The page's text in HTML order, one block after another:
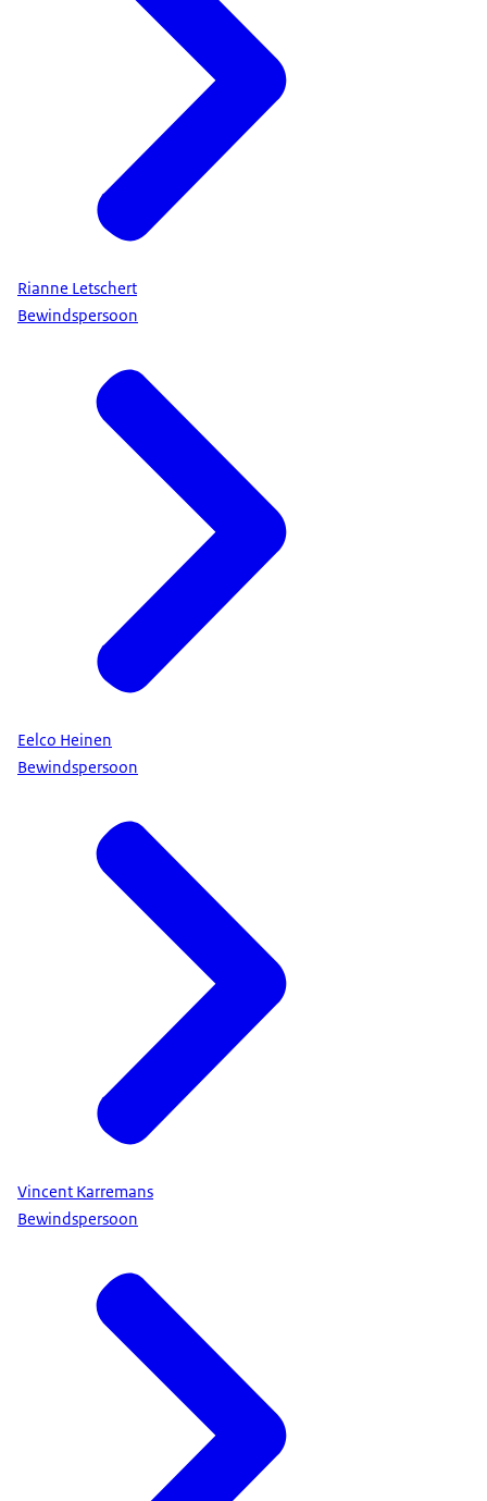
Rianne Letschert
Bewindspersoon
Eelco Heinen
Bewindspersoon
Vincent Karremans
Bewindspersoon